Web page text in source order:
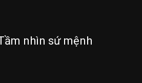
nhìn sứ mệnh